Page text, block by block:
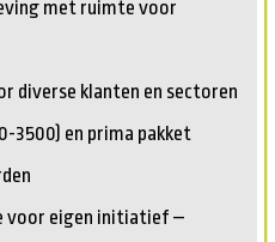
met ruimte voor
diverse klanten en sectoren
3500) en prima pakket
voor eigen initiatief –